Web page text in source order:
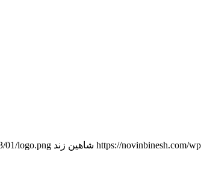
https://novinbinesh.com/ شاهین زند 01/logo.png